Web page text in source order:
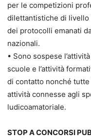
per le competizioni
dilettantistiche di livello
dei protocolli emanati
nazionali.
• Sono sospese
scuole e l’attività
di contatto nonché
attività connesse agli
ludicoamatoriale.
STOP A CONCORSI